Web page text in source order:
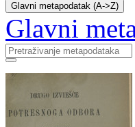
Glavni metapodatak (A->Z)
Glavni